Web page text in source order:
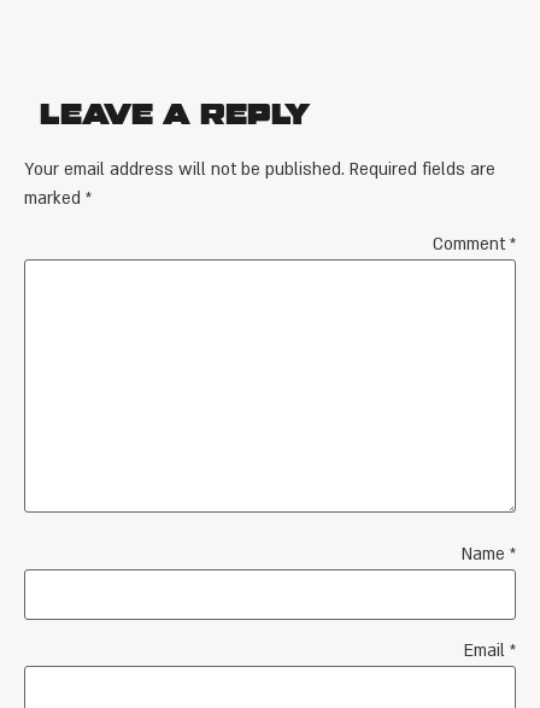
Leave a Reply
Your email address will not be published. Required fields are
marked *
Comment*
Name *
Email *